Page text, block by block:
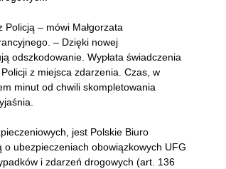
Policją – mówi Małgorzata
– Dzięki nowej
odszkodowanie. Wypłata świadczenia
z miejsca zdarzenia. Czas, w
minut od chwili skompletowania
jest Polskie Biuro
ubezpieczeniach obowiązkowych UFG
i zdarzeń drogowych (art. 136